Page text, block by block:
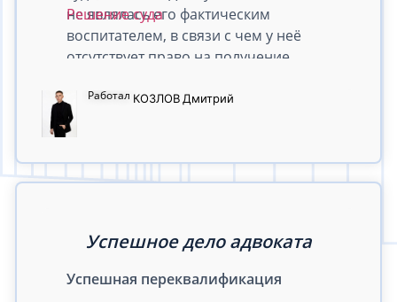
не являлась его фактическим
воспитателем, в связи с чем у неё
отсутствует право на получение
Решение суда
Работал КОЗЛОВДмитрий
Успешное дело адвоката
Успешная переквалификация